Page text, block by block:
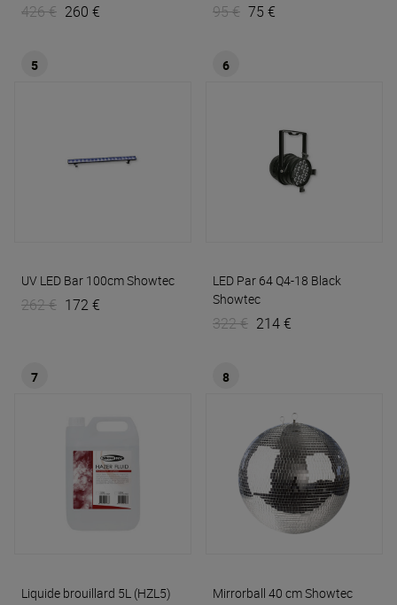
426 € 260 € 95 € 75 €
5
UV LED Bar 100cmShowtec
262 € 172 €
6
LED Par 64 Q4-18 Black
Showtec
322 € 214 €
7
Liquide brouillard 5L (HZL5)
8
Mirrorball 40 cmShowtec